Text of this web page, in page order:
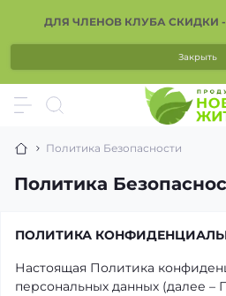
ДЛЯ ЧЛЕНОВ КЛУБА СКИДКИ -
Закрыть
Политика Безопасности
Политика
ПОЛИТИКА
Настоящая Политика
персональных данных (далее –